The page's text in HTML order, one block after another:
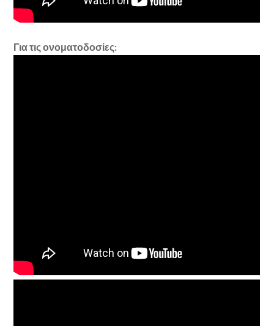
Για τις ονοματοδοσίες: